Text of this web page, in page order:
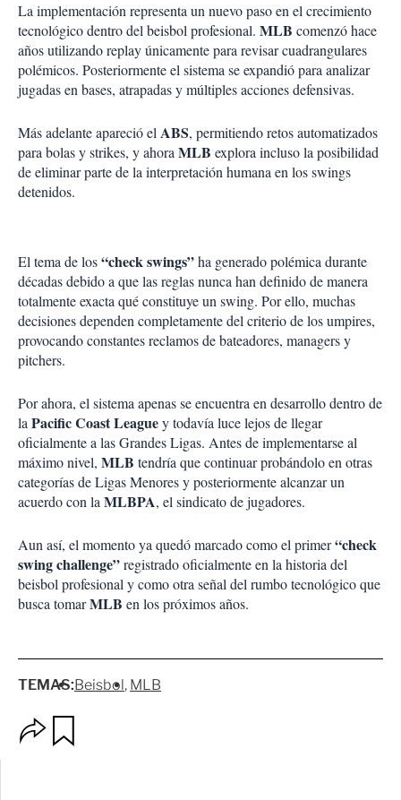
La implementación representa un nuevo paso en el crecimiento
tecnológico dentro del beisbol profesional. MLB comenzó hace
años utilizando replay únicamente para revisar cuadrangulares
polémicos. Posteriormente el sistema se expandió para analizar
jugadas en bases, atrapadas y múltiples acciones defensivas.
Más adelante apareció elABS, permitiendo retos automatizados
para bolas y strikes, y ahoraMLB explora incluso la posibilidad
de eliminar parte de la interpretación humana en los swings
detenidos.
El tema de los“check swings”ha generado polémica durante
décadas debido a que las reglas nunca han definido de manera
totalmente exacta qué constituye un swing. Por ello, muchas
decisiones dependen completamente del criterio de los umpires,
provocando constantes reclamos de bateadores, managers y
pitchers.
Por ahora, el sistema apenas se encuentra en desarrollo dentro de
laPacific Coast Leaguey todavía luce lejos de llegar
oficialmente a las Grandes Ligas. Antes de implementarse al
máximo nivel, MLB tendría que continuar probándolo en otras
categorías de Ligas Menores y posteriormente alcanzar un
acuerdo con laMLBPA, el sindicato de jugadores.
Aun así, el momento ya quedó marcado como el primer“check
swing challenge”registrado oficialmente en la historia del
beisbol profesional y como otra señal del rumbo tecnológico que
busca tomarMLB en los próximos años.
TEMAS:Beisbol MLB